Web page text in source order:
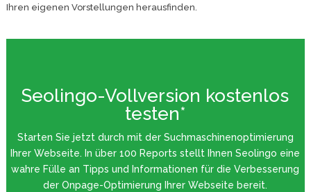
Ihren eigenen Vorstellungen herausfinden.
Seolingo-Vollversion kostenlos
testen*
Starten Sie jetzt durch mit der Suchmaschinenoptimierung
Ihrer Webseite. In über 100 Reports stellt Ihnen Seolingo eine
wahre Fülle an Tipps und Informationen für die Verbesserung
der Onpage-Optimierung Ihrer Webseite bereit.